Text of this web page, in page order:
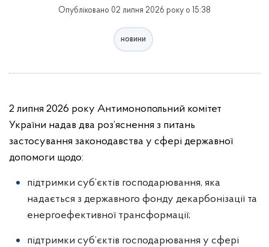
Опубліковано 02 липня 2026 року о 15:38
новини
2 липня 2026 року Антимонопольний комітет
України надав два роз’яснення з питань
застосування законодавства у сфері державної
допомоги щодо:
підтримки суб’єктів господарювання, яка
надається з державного фонду декарбонізації та
енергоефективної трансформації;
підтримки суб’єктів господарювання у сфері